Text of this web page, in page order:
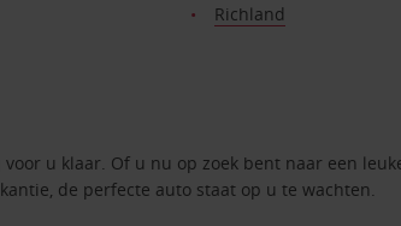
Richland
u klaar. Of u nu op zoek bent naar een
de perfecte auto staat op u te wachten.